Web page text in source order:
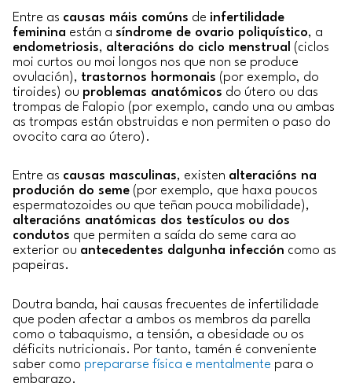
Entre as causas máis comúns de infertilidade
feminina están a síndrome de ovario poliquístico, a
endometriosis, alteracións do ciclo menstrual (ciclos
moi curtos ou moi longos nos que non se produce
ovulación), trastornos hormonais (por exemplo, do
tiroides) ou problemas anatómicos do útero ou das
trompas de Falopio (por exemplo, cando una ou ambas
as trompas están obstruidas e non permiten o paso do
ovocito cara ao útero).
Entre as causas masculinas, existen alteracións na
produción do seme (por exemplo, que haxa poucos
espermatozoides ou que teñan pouca mobilidade),
alteracións anatómicas dos testículos ou dos
condutos que permiten a saída do seme cara ao
exterior ou antecedentes dalgunha infección como as
papeiras.
Doutra banda, hai causas frecuentes de infertilidade
que poden afectar a ambos os membros da parella
como o tabaquismo, a tensión, a obesidade ou os
déficits nutricionais. Por tanto, tamén é conveniente
saber como prepararse física e mentalmente para o
embarazo.